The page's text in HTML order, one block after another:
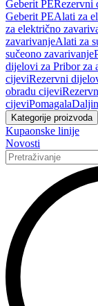
Geberit PERezervni
Geberit PEAlati za
za električno
zavarivanjeAlati za
sučeono zavarivanje
dijelovi za Pribor za
cijeviRezervni
obradu cijevi
cijeviPomagala
Kategorije proizvoda
Kupaonske linije
Novosti